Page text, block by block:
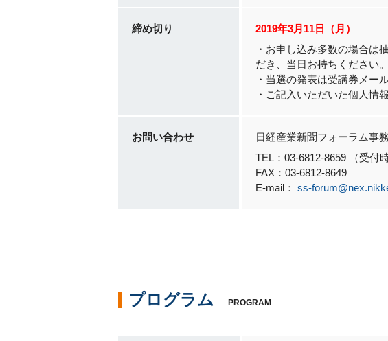
締め切り
2019年3月11日（月）
・お申し込み多数の場合は
だき、当日お持ちください。
・当選の発表は受講券メー
・ご記入いただいた個人情
お問い合わせ
日経産業新聞フォーラム事
TEL：03-6812-8659 （受付
FAX：03-6812-8649
E-mail： ss-
プログラム PROGRAM